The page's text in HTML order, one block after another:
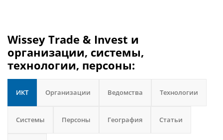
Wissey Trade & Invest и
организации, системы,
технологии, персоны:
ИКТ Организации Ведомства Технологии
Системы Персоны География Статьи